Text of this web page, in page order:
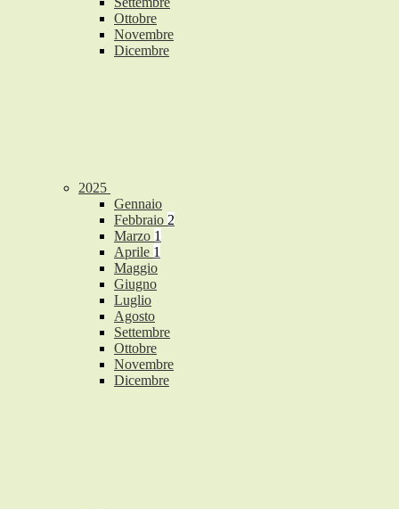
Ottobre
Novembre
Dicembre
2025
Gennaio
Febbraio 2
Marzo 1
Aprile 1
Maggio
Giugno
Luglio
Agosto
Settembre
Ottobre
Novembre
Dicembre